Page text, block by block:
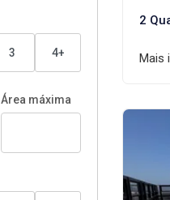
3 4+
Área máxima
2
Mais